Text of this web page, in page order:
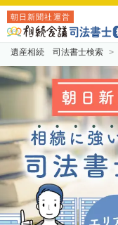
朝日新聞社運営
遺産相続 司法書士検索